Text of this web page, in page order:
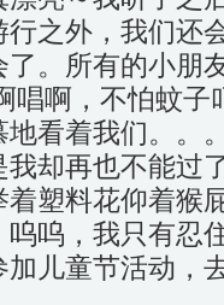
之外，我们还
。所有的小朋
唱啊，不怕蚊子
看着我们。。
我却再也不能过
塑料花仰着猴
呜，我只有忍
儿童节活动，